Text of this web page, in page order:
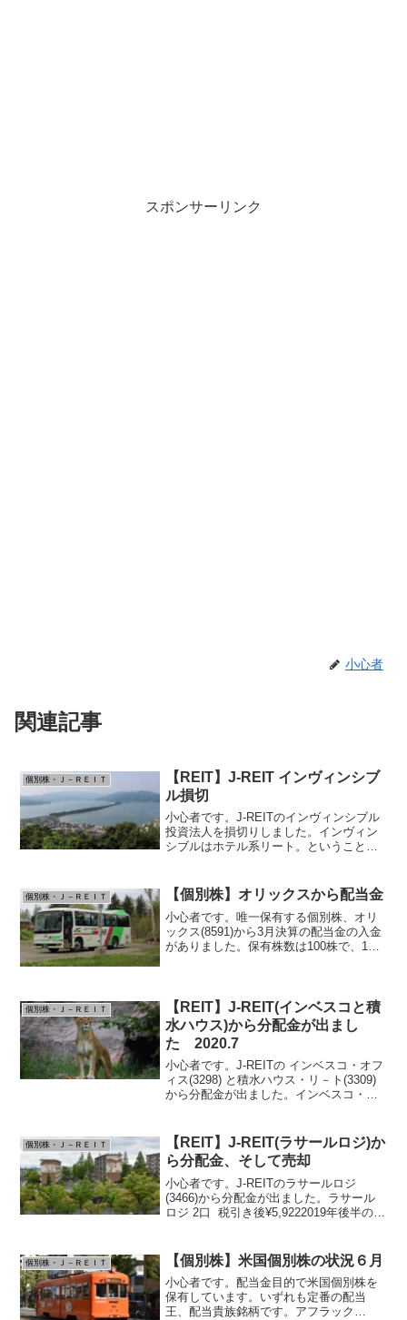
スポンサーリンク
小心者
関連記事
個別株・Ｊ－ＲＥＩＴ
【REIT】J-REIT インヴィンシブ
ル損切
小心者です。J-REITのインヴィンシブル
投資法人を損切りしました。インヴィン
シブルはホテル系リート。ということで
と-98.3%の大減配でさらに大暴落。当面
ホテル需要の回...
個別株・Ｊ－ＲＥＩＴ 【個別株】オリックスから配当金
小心者です。唯一保有する個別株、オリ
ックス(8591)から3月決算の配当金の入金
がありました。保有株数は100株で、1株
あ...
個別株・Ｊ－ＲＥＩＴ
【REIT】J-REIT(インベスコと積
水ハウス)から分配金が出まし
た 2020.7
小心者です。J-REITの インベスコ・オフ
ィス(3298) と積水ハウス・リ－ト(3309)
から分配金が出ました。インベスコ・オ
購入後に急騰、急落...
個別株・Ｊ－ＲＥＩＴ
【REIT】J-REIT(ラサールロジ)か
ら分配金、そして売却
小心者です。J-REITのラサールロジ
(3466)から分配金が出ました。ラサール
ロジ 2口 税引き後¥5,9222019年後半の急
REIT銘柄を抱えて、また下がる...
個別株・Ｊ－ＲＥＩＴ 【個別株】米国個別株の状況６月
小心者です。配当金目的で米国個別株を
保有しています。いずれも定番の配当
王、配当貴族銘柄です。アフラック